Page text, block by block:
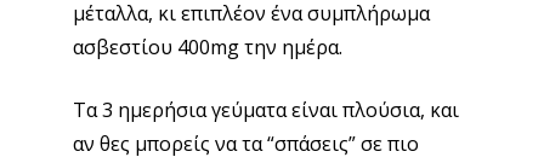
μέταλλα, κι επιπλέον ένα συμπλήρωμα
ασβεστίου 400mg την ημέρα.
Τα 3 ημερήσια γεύματα είναι πλούσια, και
αν θες μπορείς να τα “σπάσεις” σε πιο